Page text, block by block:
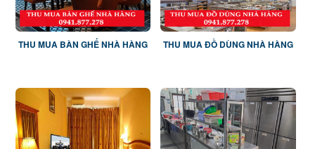
THU MUA BÀN GHẾ NHÀ HÀNG THU MUA ĐỒ DÙNG NHÀ HÀNG